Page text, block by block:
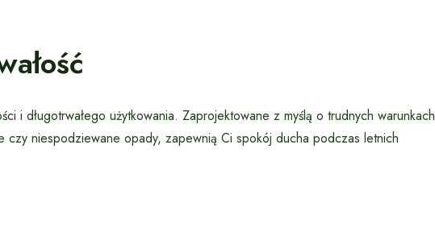
i długotrwałego użytkowania. Zaprojektowane z myślą o trudnych warunkach
czy niespodziewane opady, zapewnią Ci spokój ducha podczas letnich